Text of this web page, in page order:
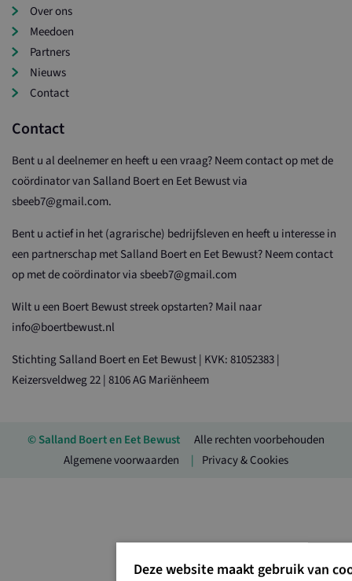
Over ons
Meedoen
Partners
Nieuws
Contact
Contact
Bent u al deelnemer en heeft u een vraag? Neem contact op met de
coördinator van Salland Boert en Eet Bewust via
sbeeb7@gmail.com.
Bent u actief in het (agrarische) bedrijfsleven en heeft u interesse in
een partnerschap met Salland Boert en Eet Bewust? Neem contact
op met de coördinator via sbeeb7@gmail.com
Wilt u een Boert Bewust streek opstarten? Mail naar
info@boertbewust.nl
Stichting Salland Boert en Eet Bewust | KVK: 81052383 |
Keizersveldweg 22 | 8106 AG Mariënheem
© Salland Boert en Eet Bewust
Alle rechten voorbehouden
Algemene voorwaarden
Privacy & Cookies
Deze website maakt gebruik van